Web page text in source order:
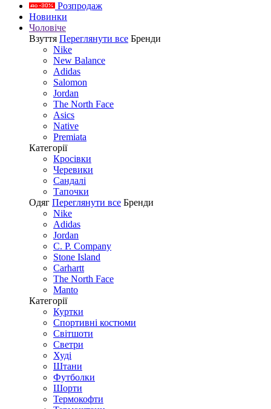
Розпродаж
Новинки
Чоловіче
Взуття Переглянути все Бренди
Nike
New Balance
Adidas
Salomon
Jordan
The North Face
Asics
Native
Premiata
Категорії
Кросівки
Черевики
Сандалі
Tапочки
Одяг Переглянути все Бренди
Nike
Adidas
Jordan
C. P. Company
Stone Island
Carhartt
The North Face
Manto
Категорії
Куртки
Спортивні костюми
Світшоти
Светри
Худі
Штани
Футболки
Шорти
Термокофти